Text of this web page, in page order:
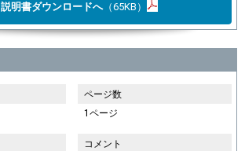
説明書ダウンロードへ（65KB）
ページ数
1ページ
コメント